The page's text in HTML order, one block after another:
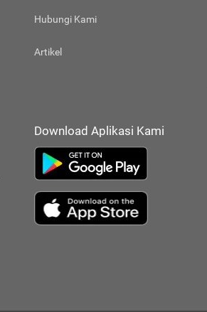
Hubungi Kami
Artikel
Download Aplikasi Kami